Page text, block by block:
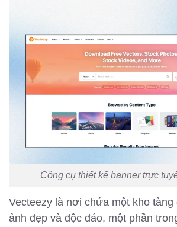
Công cụ thiết kế banner trực
Vecteezy là nơi chứa một kho tàng
ảnh đẹp và độc đáo, một phần